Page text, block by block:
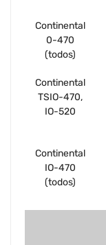
Continental
0-470
(todos)
Continental
TSIO-470,
IO-520
Continental
IO-470
(todos)